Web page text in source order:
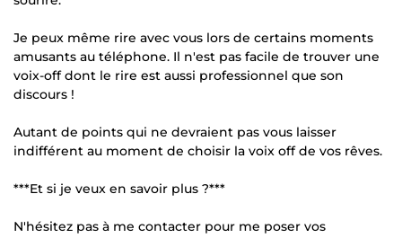
Je peux même rire avec vous lors de certains moments
amusants au téléphone. Il n'est pas facile de trouver une
voix-off dont le rire est aussi professionnel que son
discours !
Autant de points qui ne devraient pas vous laisser
indifférent au moment de choisir la voix off de vos rêves.
***Et si je veux en savoir plus ?***
N'hésitez pas à me contacter pour me poser vos